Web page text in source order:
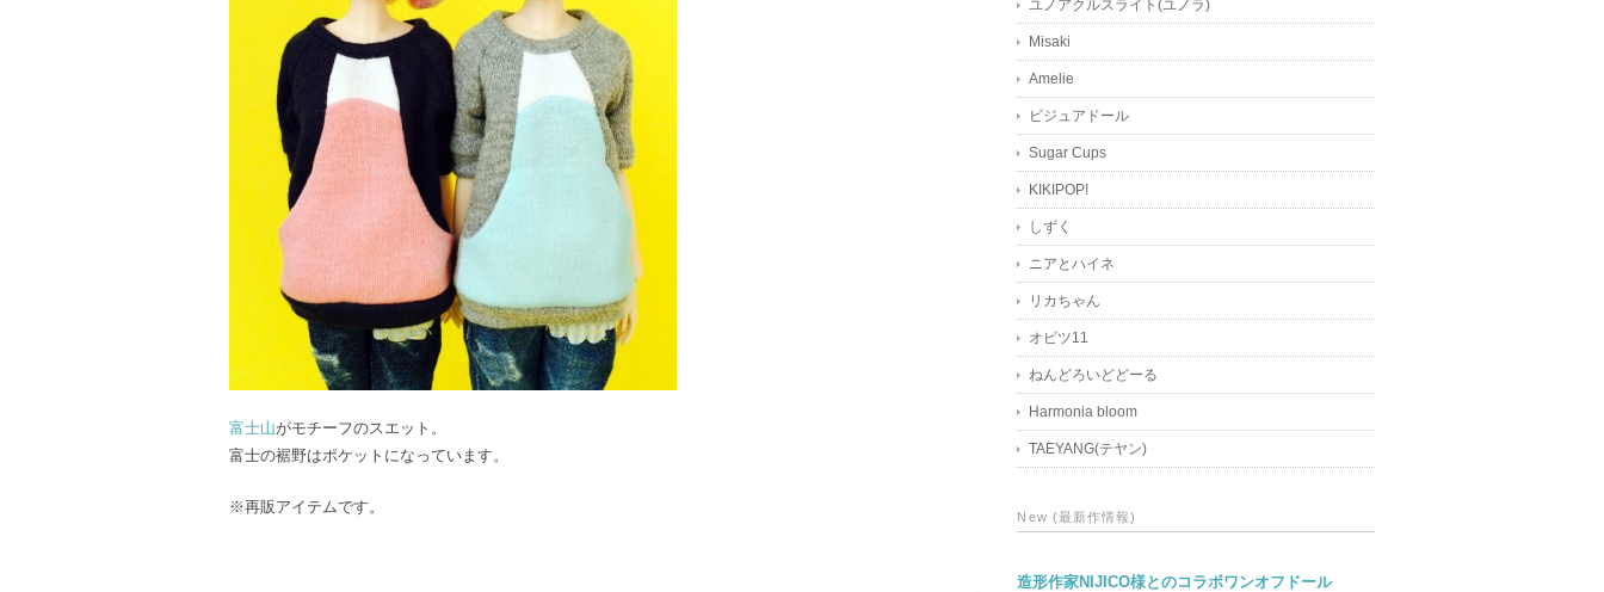
富士山がモチーフのスエット。
富士の裾野はポケットになっています。
※再販アイテムです。
ユノアクルスライト(ユノラ)
Misaki
Amelie
ビジュアドール
Sugar Cups
KIKIPOP!
しずく
ニアとハイネ
リカちゃん
オビツ11
ねんどろいどどーる
Harmonia bloom
TAEYANG(テヤン)
New (最新作情報)
造形作家NIJICO様とのコラボワンオフドール